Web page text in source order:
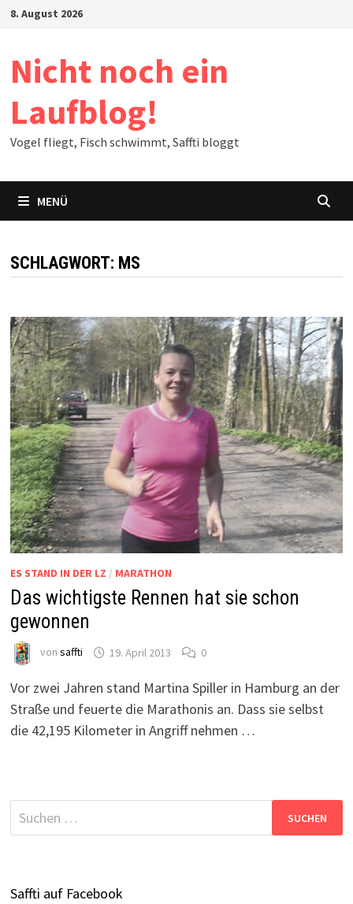
Zum8. August 2026
Nicht noch ein
Laufblog!
Vogel fliegt, Fisch schwimmt, Saffti bloggt
MENÜ
SCHLAGWORT: MS
ES STAND IN DER LZ / MARATHON
Das wichtigste Rennen hat sie schon
gewonnen
von saffti 19. April 2013 0
Vor zwei Jahren stand Martina Spiller in Hamburg an der
Straße und feuerte die Marathonis an. Dass sie selbst
die 42,195 Kilometer in Angriff nehmen …
Suchen
nach:
Saffti auf Facebook